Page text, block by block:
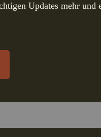
Updates mehr und